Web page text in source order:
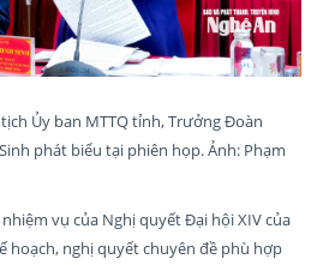
Ủy ban MTTQ tỉnh, Trưởng Đoàn
phát biểu tại phiên họp. Ảnh: Phạm
vụ của Nghị quyết Đại hội XIV của
hoạch, nghị quyết chuyên đề phù hợp